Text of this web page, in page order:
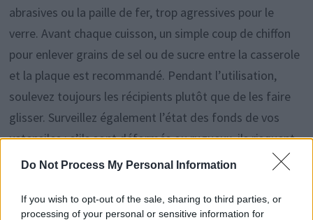
Do Not Process My Personal Information
If you wish to opt-out of the sale, sharing to third parties, or
processing of your personal or sensitive information for
abrasives ou la paille de fer, trop agressives pour le
verre. Avant chaque cuisson, un simple coup de chiffon
pour enlever grains de sel ou de sucre entre la casserole
et la plaque est recommandé. Pendant l’utilisation,
soulevez toujours les récipients plutôt que de les faire
glisser. Surveillez également l’état des fonds de vos
ustensiles : s’ils sont déformés ou rugueux, ils risquent
davantage de rayer la surface. Après la cuisson, un
la microfibre permet de garder la surface brillante.